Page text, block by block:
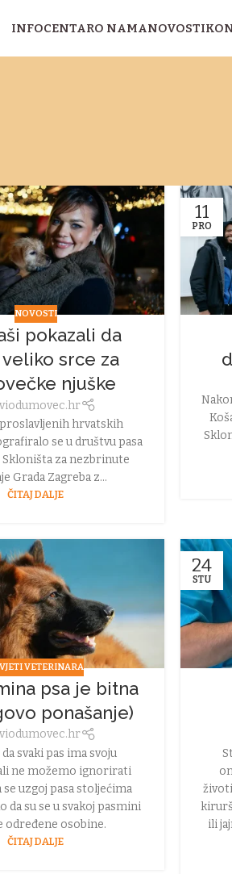
INFOCENTARO NAMANOVOSTI
NOVOSTI
pokazali da
srce za
njuške
dumovec.hr
hrvatskih
se u društvu pasa
Skloništa za nezbrinute
Grada Zagreba z...
ČITAJ DALJE
11
PRO
VETERINARA
psa je bitna
ponašanje)
dumovec.hr
svaki pas ima svoju
ne možemo ignorirati
se uzgoj pasa stoljećima
da su se u svakoj pasmini
određene osobine.
ČITAJ DALJE
24
STU
ili